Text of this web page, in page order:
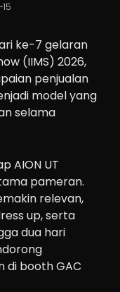
ke-7 gelaran
(IIMS) 2026,
penjualan
model yang
selama
AION UT
pameran.
relevan,
up, serta
dua hari
di booth GAC